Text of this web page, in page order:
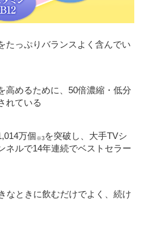
たっぷりバランスよく含んでい
高めるために、50倍濃縮・低分
れている
万個 ※3を突破し、大手TVシ
ネルで14年連続でベストセラー
なときに飲むだけでよく、続け